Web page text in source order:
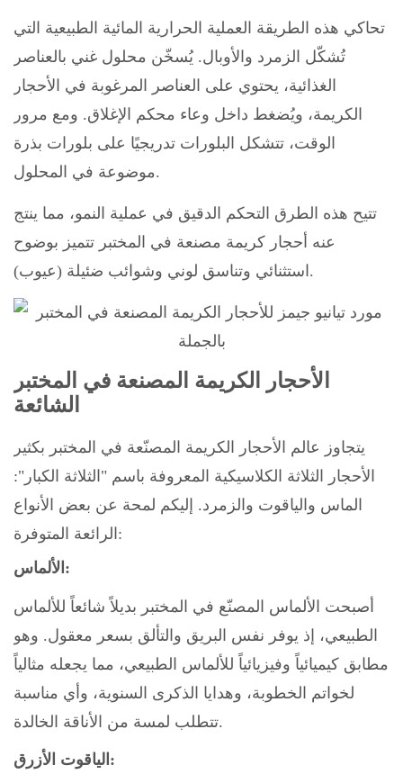
تحاكي هذه الطريقة العملية الحرارية المائية الطبيعية التي
تُشكّل الزمرد والأوبال. يُسخّن محلول غني بالعناصر
الغذائية، يحتوي على العناصر المرغوبة في الأحجار
الكريمة، ويُضغط داخل وعاء محكم الإغلاق. ومع مرور
الوقت، تتشكل البلورات تدريجيًا على بلورات بذرة
موضوعة في المحلول.
تتيح هذه الطرق التحكم الدقيق في عملية النمو، مما ينتج
عنه أحجار كريمة مصنعة في المختبر تتميز بوضوح
استثنائي وتناسق لوني وشوائب ضئيلة (عيوب).
الأحجار الكريمة المصنعة في المختبر
الشائعة
يتجاوز عالم الأحجار الكريمة المصنّعة في المختبر بكثير
الأحجار الثلاثة الكلاسيكية المعروفة باسم "الثلاثة الكبار":
الماس والياقوت والزمرد. إليكم لمحة عن بعض الأنواع
الرائعة المتوفرة:
الألماس:
أصبحت الألماس المصنّع في المختبر بديلاً شائعاً للألماس
الطبيعي، إذ يوفر نفس البريق والتألق بسعر معقول. وهو
مطابق كيميائياً وفيزيائياً للألماس الطبيعي، مما يجعله مثالياً
لخواتم الخطوبة، وهدايا الذكرى السنوية، وأي مناسبة
تتطلب لمسة من الأناقة الخالدة.
الياقوت الأزرق: